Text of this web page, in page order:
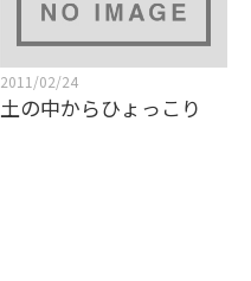
2011/02/24
土の中からひょっこり